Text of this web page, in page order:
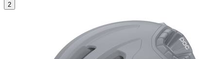
2